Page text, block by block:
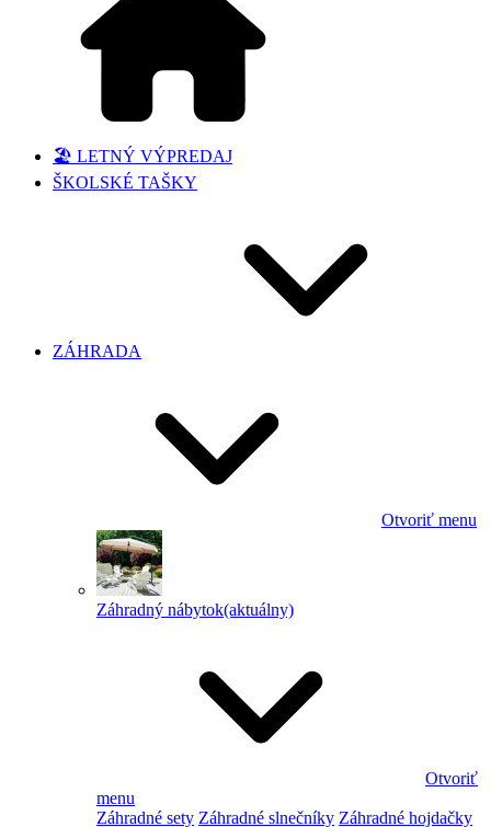
🏖️ LETNÝ VÝPREDAJ
ŠKOLSKÉ TAŠKY
ZÁHRADA
Otvoriť menu
Záhradný nábytok(aktuálny)
Otvoriť
menu
Záhradné sety Záhradné slnečníky Záhradné hojdačky